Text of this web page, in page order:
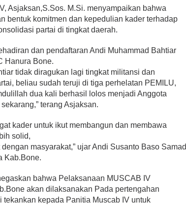
Asjaksan,S.Sos. M.Si. menyampaikan bahwa
bentuk komitmen dan kepedulian kader terhadap
partai di tingkat daerah.
dan pendaftaran Andi Muhammad Bahtiar
Hanura Bone.
tidak diragukan lagi tingkat militansi dan
beliau sudah teruji di tiga perhelatan PEMILU,
dua kali berhasil lolos menjadi Anggota
terang Asjaksan.
kader untuk ikut membangun dan membawa
solid,
masyarakat,” ujar Andi Susanto Baso Samad
Kab.Bone.
bahwa Pelaksanaan MUSCAB IV
akan dilaksanakan Pada pertengahan
tekankan kepada Panitia Muscab IV untuk